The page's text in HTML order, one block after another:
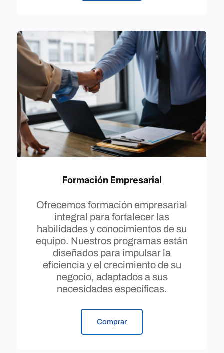
Formación Empresarial
Ofrecemos formación empresarial
integral para fortalecer las
habilidades y conocimientos de su
equipo. Nuestros programas están
diseñados para impulsar la
eficiencia y el crecimiento de su
negocio, adaptados a sus
necesidades específicas.
Comprar